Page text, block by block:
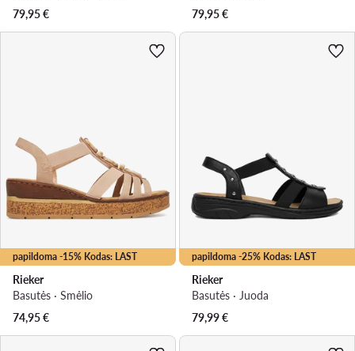
79,95€
79,95€
papildoma -15% Kodas: LAST
Rieker
Basutės · Smėlio
74,95€
papildoma -25% Kodas: LAST
Rieker
Basutės · Juoda
79,99€